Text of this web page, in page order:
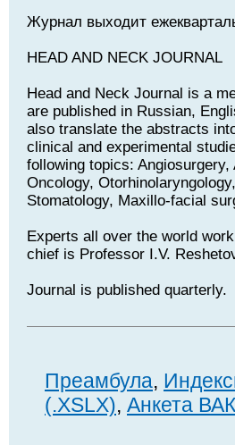
Журнал выходит
HEAD AND NECK JOURNAL
Head and Neck Journal is a
are published in Russian,
also translate the abstracts
clinical and experimental
following topics:
Oncology,
Stomatology, Maxillo-facial
Experts all over the world
chief is Professor I.V.
Journal is published quarterly.
Преамбула,
(.XSLX), Анкета